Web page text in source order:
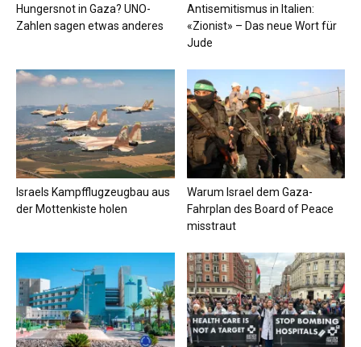
Hungersnot in Gaza? UNO-
Zahlen sagen etwas anderes
Antisemitismus in Italien:
«Zionist» – Das neue Wort für
Jude
Israels Kampfflugzeugbau aus
der Mottenkiste holen
Warum Israel dem Gaza-
Fahrplan des Board of Peace
misstraut